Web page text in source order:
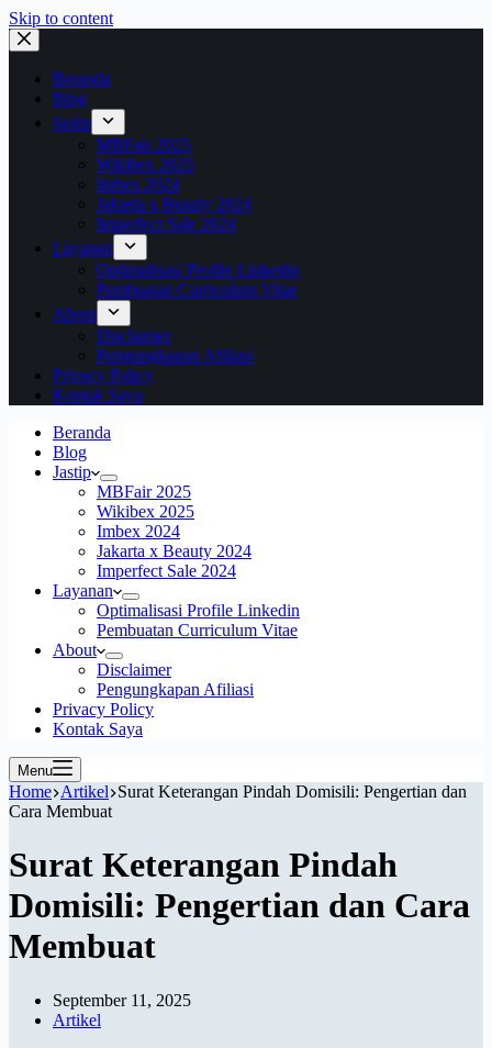
Skip to content
Beranda
Blog
Jastip
MBFair 2025
Wikibex 2025
Imbex 2024
Jakarta x Beauty 2024
Imperfect Sale 2024
Layanan
Optimalisasi Profile Linkedin
Pembuatan Curriculum Vitae
About
Disclaimer
Pengungkapan Afiliasi
Privacy Policy
Kontak Saya
Beranda
Blog
Jastip
MBFair 2025
Wikibex 2025
Imbex 2024
Jakarta x Beauty 2024
Imperfect Sale 2024
Layanan
Optimalisasi Profile Linkedin
Pembuatan Curriculum Vitae
About
Disclaimer
Pengungkapan Afiliasi
Privacy Policy
Kontak Saya
Menu
Home Artikel Surat Keterangan Pindah Domisili: Pengertian dan
Cara Membuat
Surat Keterangan Pindah
Domisili: Pengertian dan Cara
Membuat
September 11, 2025
Artikel